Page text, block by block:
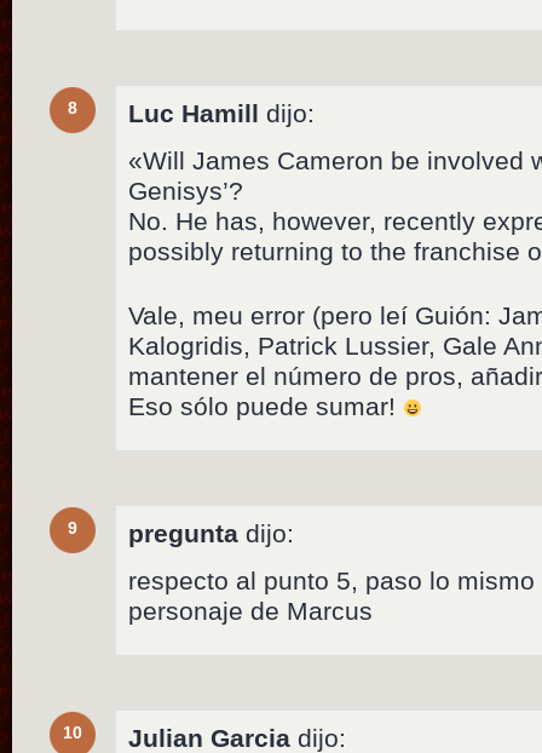
8 Luc Hamill dijo:
«Will James Cameron be involved
Genisys’?
No. He has, however, recently
possibly returning to the franchise
Vale, meu error (pero leí Guión:
Kalogridis, Patrick Lussier, Gale
mantener el número de pros,
Eso sólo puede sumar!
9 pregunta dijo:
respecto al punto 5, paso lo
personaje de Marcus
10 Julian Garcia dijo: